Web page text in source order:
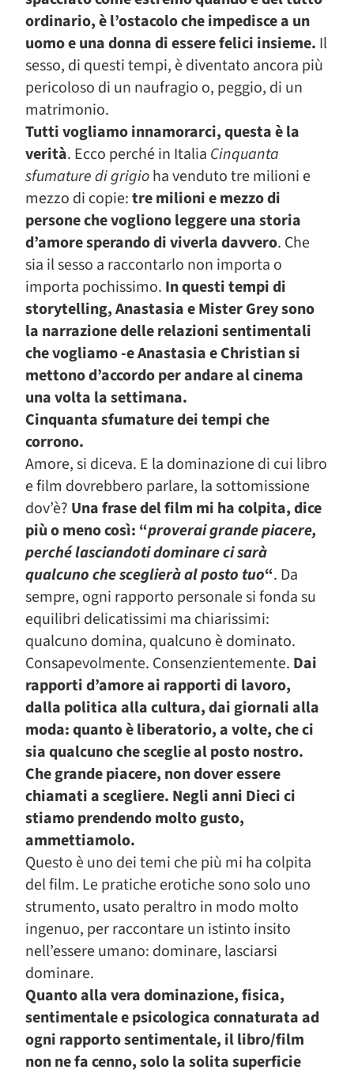
ordinario, è l’ostacolo che impedisce a un
uomo e una donna di essere felici insieme. Il
sesso, di questi tempi, è diventato ancora più
pericoloso di un naufragio o, peggio, di un
matrimonio.
Tutti vogliamo innamorarci, questa è la
verità. Ecco perché in Italia Cinquanta
sfumature di grigioha venduto tre milioni e
mezzo di copie:tre milioni e mezzo di
persone che vogliono leggere una storia
d’amore sperando di viverla davvero. Che
sia il sesso a raccontarlo non importa o
importa pochissimo. In questi tempi di
storytelling, Anastasia e Mister Grey sono
la narrazione delle relazioni sentimentali
che vogliamo -e Anastasia e Christian si
mettono d’accordo per andare al cinema
una volta la settimana.
Cinquanta sfumature dei tempi che
corrono.
Amore, si diceva. E la dominazione di cui libro
e film dovrebbero parlare, la sottomissione
dov’è? Una frase del film mi ha colpita, dice
più o meno così: “proverai grande piacere,
perché lasciandoti dominare ci sarà
qualcuno che sceglierà al posto tuo“. Da
sempre, ogni rapporto personale si fonda su
equilibri delicatissimi ma chiarissimi:
qualcuno domina, qualcuno è dominato.
Consapevolmente. Consenzientemente. Dai
rapporti d’amore ai rapporti di lavoro,
dalla politica alla cultura, dai giornali alla
moda: quanto è liberatorio, a volte, che ci
sia qualcuno che sceglie al posto nostro.
Che grande piacere, non dover essere
chiamati a scegliere. Negli anni Dieci ci
stiamo prendendo molto gusto,
ammettiamolo.
Questo è uno dei temi che più mi ha colpita
del film. Le pratiche erotiche sono solo uno
strumento, usato peraltro in modo molto
ingenuo, per raccontare un istinto insito
nell’essere umano: dominare, lasciarsi
dominare.
Quanto alla vera dominazione, fisica,
sentimentale e psicologica connaturata ad
ogni rapporto sentimentale, il libro/film
non ne fa cenno, solo la solita superficie